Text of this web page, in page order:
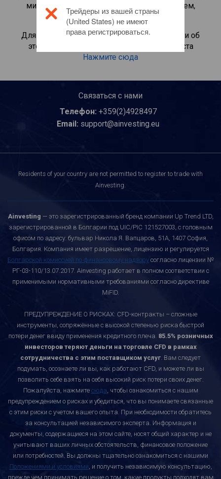
минимальной маржой, лучшим исполнением,
кредитным плечом до 1:200.
Для получения дополнительной информации об
этом инвестиционном продукте, пожалуйста
Нажмите сюда
Связаться с нами
Телефон: +359(2)4928497
Email: support@ainvesting.eu
Residents of your country are not permitted to register to trade with
Ainvesting.
Ainvesting — это зарегистрированный бренд компании Up Trend LTD,
зарегистрированной в Болгарии под UIC/PIC 121527003, с головным
офисом по адресу: бульвар Никола Я. Вапцаров, 51A, 1407 София,
Болгария. Компания имеет разрешение, лицензию и регулируется
Болгарской комиссией по финансовому надзору согласно лицензии №
РГ-03-110/13.07.2017. Ainvesting работает в полном соответствии с
применимыми нормативными требованиями согласно директиве
MiFID.
ПРЕДУПРЕЖДЕНИЕ О РИСКАХ: CFD-контракты – сложные
инструменты, сопряжённые с высокой степенью риска быстрой
потери денег ввиду применения кредитного плеча. 85.5% розничных
инвесторов теряют деньги на торговле CFD в рамках
сотрудничества с этим поставщиком услуг. Вам следует
подумать, осознаете ли вы, как работают CFD, и можете ли вы
позволить себе взять на себя высокий риск потери своих денег.
Пожалуйста, нажмите сюда, чтобы ознакомиться с нашим
предупреждением о рисках и убедиться, что вы понимаете связанные
с этим риски с учетом вашего опыта. При необходимости обратитесь
за консультацией независимого эксперта. Информация и
документы, содержащиеся на этом сайте, носят общий характер и не
учитывают ваших личных обстоятельств, финансовое положение
или потребностей. Вы должны тщательно ознакомиться с нашими
Положениями и условиями, и получить независимую консультацию,
прежде чем принимать решение о том, какие продукты подходят вам
Трейдеры из вашей страны
(United States) не имеют
права регистрироваться.